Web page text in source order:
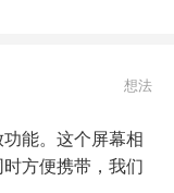
文歌，动画音频
来回路上开车时
，动画，绘本等
脆直接买的桌面
故事，音质好，
自己上传资源，
想法
能。这个屏幕相
方便携带，我们